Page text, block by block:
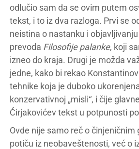
odlučio sam da se ovim putem
tekst, i to iz dva razloga. Prvi se
neistina o nastanku i
prevoda Filosofije palanke, koji
izneo do kraja. Drugi je možda
jedne, kako bi rekao
tehnike koja je duboko
konzervativnoj „misli“, i čije
Ćirjakovićev tekst u potpunosti
Ovde nije samo reč o činjeničnim
potiču iz neobaveštenosti, već o